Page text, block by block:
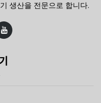
생산을 전문으로 합니다.